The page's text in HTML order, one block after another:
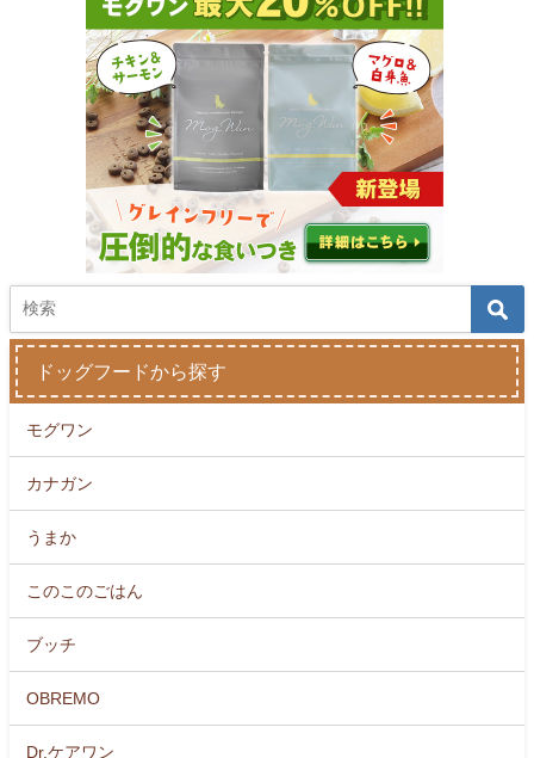
ドッグフードから探す
モグワン
カナガン
うまか
このこのごはん
ブッチ
OBREMO
Dr.ケアワン